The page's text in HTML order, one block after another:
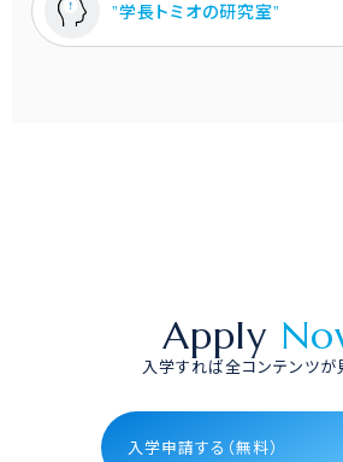
"学長トミオの研究室"
Apply
入学すれば全コンテンツが
入学申請する（無料）